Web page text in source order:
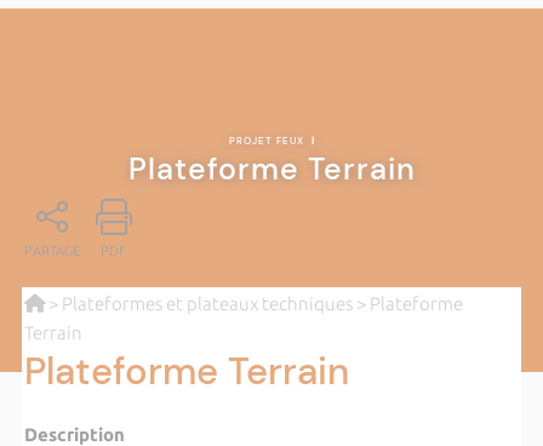
PROJET FEUX |
Plateforme Terrain
PARTAGE PDF
> Plateformes et plateaux techniques > Plateforme
Terrain
Plateforme Terrain
Description